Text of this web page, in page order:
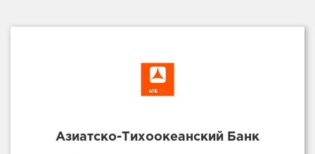
Азиатско-Тихоокеанский Банк